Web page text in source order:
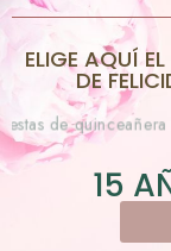
ELIGE AQUÍ
DE
15